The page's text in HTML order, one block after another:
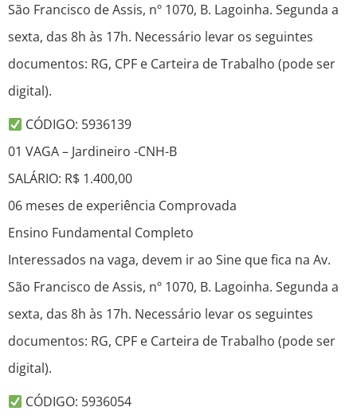
São Francisco de Assis, nº 1070, B. Lagoinha. Segunda a
sexta, das 8h às 17h. Necessário levar os seguintes
documentos: RG, CPF e Carteira de Trabalho (pode ser
digital).
CÓDIGO: 5936139
01 VAGA – Jardineiro -CNH-B
SALÁRIO: R$ 1.400,00
06 meses de experiência Comprovada
Ensino Fundamental Completo
Interessados na vaga, devem ir ao Sine que fica na Av.
São Francisco de Assis, nº 1070, B. Lagoinha. Segunda a
sexta, das 8h às 17h. Necessário levar os seguintes
documentos: RG, CPF e Carteira de Trabalho (pode ser
digital).
CÓDIGO: 5936054